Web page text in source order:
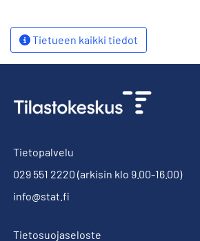
Tietueen kaikki tiedot
Tietopalvelu
029 551 2220 (arkisin klo 9.00-16.00)
info@stat.fi
Tietosuojaseloste